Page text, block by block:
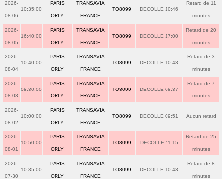
2026-
08-06
10:35:00
PARIS
ORLY
TRANSAVIA
FRANCE
TO8099 DECOLLE 10:46
Retard de 11
minutes
2026-
08-05
16:40:00
PARIS
ORLY
TRANSAVIA
FRANCE
TO8099 DECOLLE 17:00
Retard de 20
minutes
2026-
08-04
10:40:00
PARIS
ORLY
TRANSAVIA
FRANCE
TO8099 DECOLLE 10:43
Retard de 3
minutes
2026-
08-03
08:30:00
PARIS
ORLY
TRANSAVIA
FRANCE
TO8099 DECOLLE 08:37
Retard de 7
minutes
2026-
08-02
10:00:00
PARIS
ORLY
TRANSAVIA
FRANCE
TO8099 DECOLLE 09:51 Aucun retard
2026-
08-01
10:50:00
PARIS
ORLY
TRANSAVIA
FRANCE
TO8099 DECOLLE 11:15
Retard de 25
minutes
2026-
07-30
10:35:00
PARIS
ORLY
TRANSAVIA
FRANCE
TO8099 DECOLLE 10:43
Retard de 8
minutes